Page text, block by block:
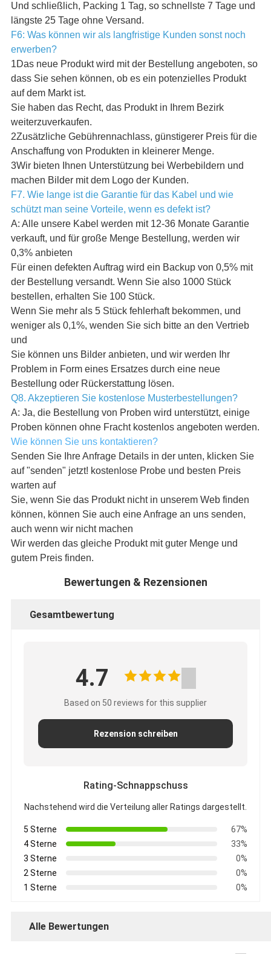
Und schließlich, Packing 1 Tag, so schnellste 7 Tage und
längste 25 Tage ohne Versand.
F6: Was können wir als langfristige Kunden sonst noch
erwerben?
1Das neue Produkt wird mit der Bestellung angeboten, so
dass Sie sehen können, ob es ein potenzielles Produkt
auf dem Markt ist.
Sie haben das Recht, das Produkt in Ihrem Bezirk
weiterzuverkaufen.
2Zusätzliche Gebührennachlass, günstigerer Preis für die
Anschaffung von Produkten in kleinerer Menge.
3Wir bieten Ihnen Unterstützung bei Werbebildern und
machen Bilder mit dem Logo der Kunden.
F7. Wie lange ist die Garantie für das Kabel und wie
schützt man seine Vorteile, wenn es defekt ist?
A: Alle unsere Kabel werden mit 12-36 Monate Garantie
verkauft, und für große Menge Bestellung, werden wir
0,3% anbieten
Für einen defekten Auftrag wird ein Backup von 0,5% mit
der Bestellung versandt. Wenn Sie also 1000 Stück
bestellen, erhalten Sie 100 Stück.
Wenn Sie mehr als 5 Stück fehlerhaft bekommen, und
weniger als 0,1%, wenden Sie sich bitte an den Vertrieb
und
Sie können uns Bilder anbieten, und wir werden Ihr
Problem in Form eines Ersatzes durch eine neue
Bestellung oder Rückerstattung lösen.
Q8. Akzeptieren Sie kostenlose Musterbestellungen?
A: Ja, die Bestellung von Proben wird unterstützt, einige
Proben können ohne Fracht kostenlos angeboten werden.
Wie können Sie uns kontaktieren?
Senden Sie Ihre Anfrage Details in der unten, klicken Sie
auf "senden" jetzt! kostenlose Probe und besten Preis
warten auf
Sie, wenn Sie das Produkt nicht in unserem Web finden
können, können Sie auch eine Anfrage an uns senden,
auch wenn wir nicht machen
Wir werden das gleiche Produkt mit guter Menge und
gutem Preis finden.
Bewertungen & Rezensionen
Gesamtbewertung
4.7
Based on 50 reviews for this supplier
Rezension schreiben
Rating-Schnappschuss
Nachstehend wird die Verteilung aller Ratings dargestellt.
5 Sterne
67%
4 Sterne
33%
3 Sterne
0%
2 Sterne
0%
1 Sterne
0%
Alle Bewertungen